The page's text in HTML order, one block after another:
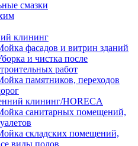
смазки
клининг
фасадов и витрин зданий
и чистка после
работ
памятников, переходов
клининг/HORECA
санитарных помещений,
складских помещений,
виды полов